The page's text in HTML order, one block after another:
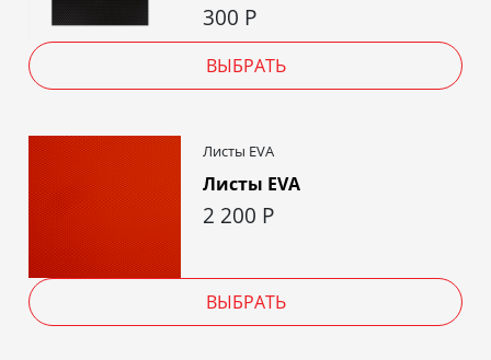
300 Р
ВЫБРАТЬ
Листы EVA
Листы EVA
2 200 Р
ВЫБРАТЬ